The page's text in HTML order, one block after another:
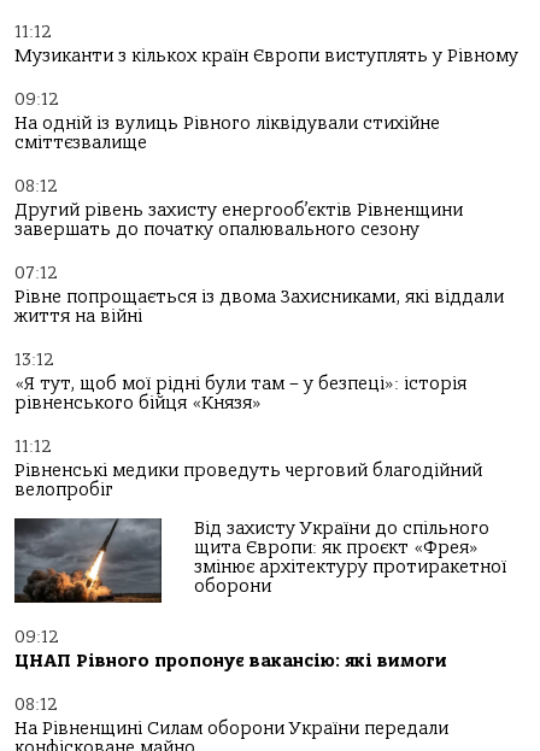
11:12
Музиканти з кількох країн Європи виступлять у Рівному
09:12
На одній із вулиць Рівного ліквідували стихійне
сміттєзвалище
08:12
Другий рівень захисту енергооб’єктів Рівненщини
завершать до початку опалювального сезону
07:12
Рівне попрощається із двома Захисниками, які віддали
життя на війні
13:12
«Я тут, щоб мої рідні були там – у безпеці»: історія
рівненського бійця «Князя»
11:12
Рівненські медики проведуть черговий благодійний
велопробіг
Від захисту України до спільного
щита Європи: як проєкт «Фрея»
змінює архітектуру протиракетної
оборони
09:12
ЦНАП Рівного пропонує вакансію: які вимоги
08:12
На Рівненщині Силам оборони України передали